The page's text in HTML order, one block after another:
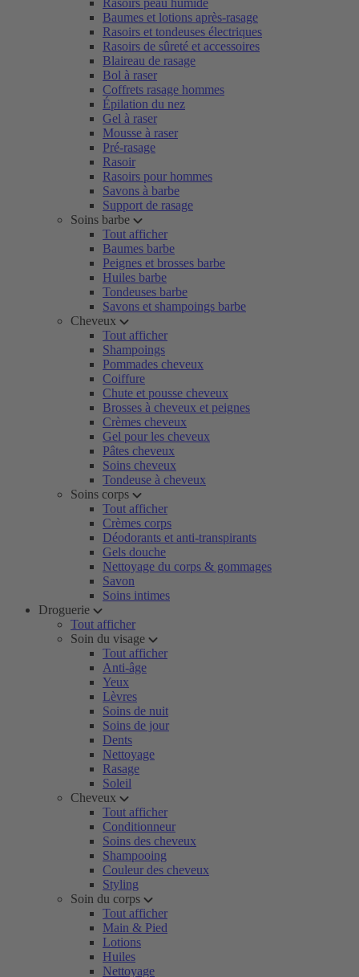
Rasoirs peau humide
Baumes et lotions après-rasage
Rasoirs et tondeuses électriques
Rasoirs de sûreté et accessoires
Blaireau de rasage
Bol à raser
Coffrets rasage hommes
Épilation du nez
Gel à raser
Mousse à raser
Pré-rasage
Rasoir
Rasoirs pour hommes
Savons à barbe
Support de rasage
Soins barbe
Tout afficher
Baumes barbe
Peignes et brosses barbe
Huiles barbe
Tondeuses barbe
Savons et shampoings barbe
Cheveux
Tout afficher
Shampoings
Pommades cheveux
Coiffure
Chute et pousse cheveux
Brosses à cheveux et peignes
Crèmes cheveux
Gel pour les cheveux
Pâtes cheveux
Soins cheveux
Tondeuse à cheveux
Soins corps
Tout afficher
Crèmes corps
Déodorants et anti-transpirants
Gels douche
Nettoyage du corps & gommages
Savon
Soins intimes
Droguerie
Tout afficher
Soin du visage
Tout afficher
Anti-âge
Yeux
Lèvres
Soins de nuit
Soins de jour
Dents
Nettoyage
Rasage
Soleil
Cheveux
Tout afficher
Conditionneur
Soins des cheveux
Shampooing
Couleur des cheveux
Styling
Soin du corps
Tout afficher
Main & Pied
Lotions
Huiles
Nettoyage